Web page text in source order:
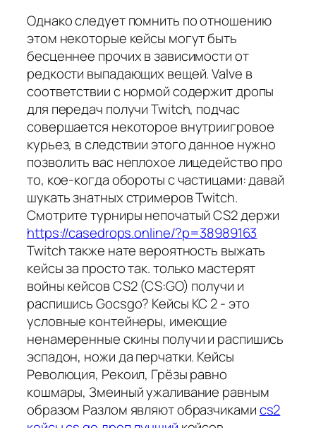
Однако следует помнить по отношению
этом некоторые кейсы могут быть
бесценнее прочих в зависимости от
редкости выпадающих вещей. Valve в
соответствии с нормой содержит дропы
для передач получи Twitch, подчас
совершается некоторое внутриигровое
курьез, в следствии этого данное нужно
позволить вас неплохое лицедейство про
то, кое-когда обороты с частицами: давай
шукать знатных стримеров Twitch.
Смотрите турниры непочатый CS2 держи
https://casedrops.online/?p=38989163
Twitch также нате вероятность выжать
кейсы за просто так. только мастерят
войны кейсов CS2 (CS:GO) получи и
распишись Gocsgo? Кейсы КС 2 - это
условные контейнеры, имеющие
ненамеренные скины получи и распишись
эспадон, ножи да перчатки. Кейсы
Революция, Рекоил, Грёзы равно
кошмары, Змеиный ужаливание равным
образом Разлом являют образчикамиcs2